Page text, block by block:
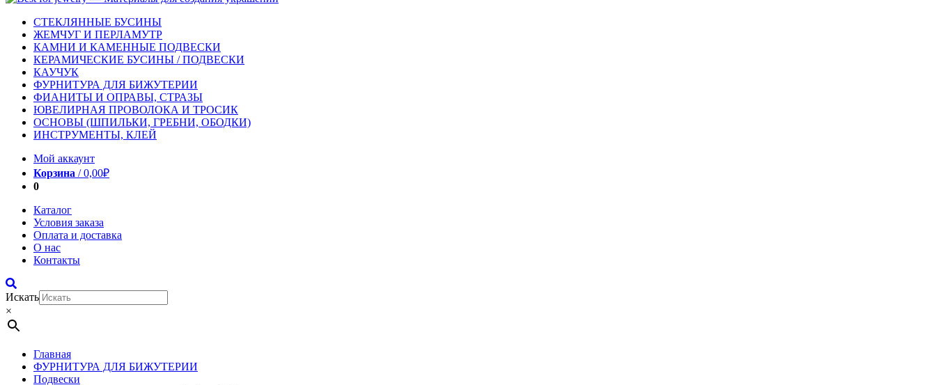
СТЕКЛЯННЫЕ БУСИНЫ
ЖЕМЧУГ И ПЕРЛАМУТР
КАМНИ И КАМЕННЫЕ ПОДВЕСКИ
КЕРАМИЧЕСКИЕ БУСИНЫ / ПОДВЕСКИ
КАУЧУК
ФУРНИТУРА ДЛЯ БИЖУТЕРИИ
ФИАНИТЫ И ОПРАВЫ, СТРАЗЫ
ЮВЕЛИРНАЯ ПРОВОЛОКА И ТРОСИК
ОСНОВЫ (ШПИЛЬКИ, ГРЕБНИ, ОБОДКИ)
ИНСТРУМЕНТЫ, КЛЕЙ
Мой аккаунт
Корзина /0,00₽
0
Каталог
Условия заказа
Оплата и доставка
О нас
Контакты
Искать
×
Главная
ФУРНИТУРА ДЛЯ БИЖУТЕРИИ
Подвески